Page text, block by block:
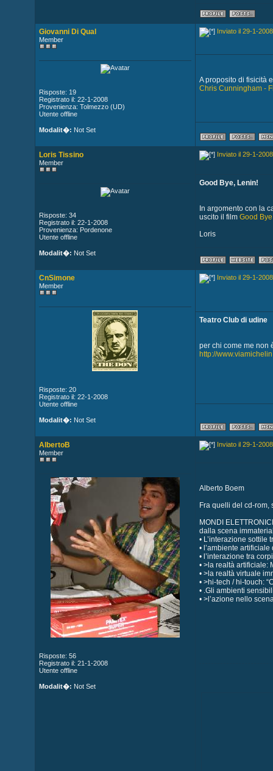
Giovanni Di Qual
Member
Risposte: 19
Registrato il: 22-1-2008
Provenienza: Tolmezzo (UD)
Utente offline
Modalit�: Not Set
Inviato il 29-1-
A proposito di fisicità
Chris Cunningham -
Loris Tissino
Member
Risposte: 34
Registrato il: 22-1-2008
Provenienza: Pordenone
Utente offline
Modalit�: Not Set
Inviato il 29-1-
Good Bye, Lenin!
In argomento con la
uscito il film Good
Loris
CnSimone
Member
Risposte: 20
Registrato il: 22-1-2008
Utente offline
Modalit�: Not Set
Inviato il 29-1-
Teatro Club di udine
per chi come me non
http://
AlbertoB
Member
Risposte: 56
Registrato il: 21-1-2008
Utente offline
Modalit�: Not Set
Inviato il 29-1-
Alberto Boem
Fra quelli del cd-rom,
MONDI ELETTRONICI
dalla scena
• L’interazione sottile
• l’ambiente
• l’interazione tra
• >la realtà artificiale:
• >la realtà virtuale
• >hi-tech / hi-touch:
• .Gli ambienti
• >l’azione nello